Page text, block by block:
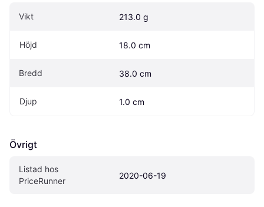
Vikt 213.0 g
Höjd 18.0 cm
Bredd 38.0 cm
Djup 1.0 cm
Övrigt
Listad hos
PriceRunner
2020-06-19